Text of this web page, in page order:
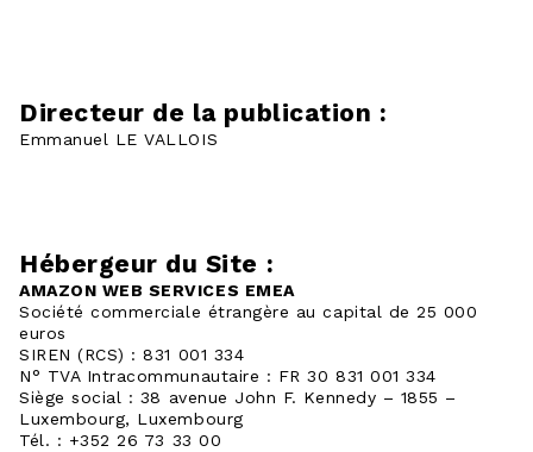
Directeur de la publication :
Emmanuel LE VALLOIS
Hébergeur du Site :
AMAZON WEB SERVICES EMEA
Société commerciale étrangère au capital de 25 000
euros
SIREN (RCS) : 831 001 334
N° TVA Intracommunautaire : FR 30 831 001 334
Siège social : 38 avenue John F. Kennedy – 1855 –
Luxembourg, Luxembourg
Tél. : +352 26 73 33 00